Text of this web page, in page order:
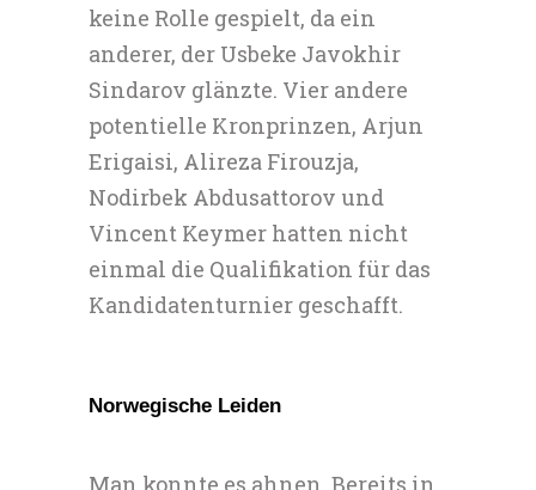
keine Rolle gespielt, da ein
anderer, der Usbeke Javokhir
Sindarov glänzte. Vier andere
potentielle Kronprinzen, Arjun
Erigaisi, Alireza Firouzja,
Nodirbek Abdusattorov und
Vincent Keymer hatten nicht
einmal die Qualifikation für das
Kandidatenturnier geschafft.
Norwegische Leiden
Man konnte es ahnen. Bereits in